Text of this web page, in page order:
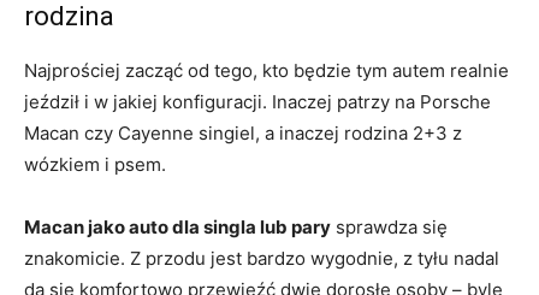
rodzina
Najprościej zacząć od tego, kto będzie tym autem realnie
jeździł i w jakiej konfiguracji. Inaczej patrzy na Porsche
Macan czy Cayenne singiel, a inaczej rodzina 2+3 z
wózkiem i psem.
Macan jako auto dla singla lub pary sprawdza się
znakomicie. Z przodu jest bardzo wygodnie, z tyłu nadal
da się komfortowo przewieźć dwie dorosłe osoby – byle